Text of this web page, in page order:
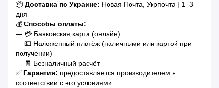
📦 Доставка по Украине: Новая Почта, Укрпочта | 1–3
дня
💰 Способы оплаты:
— 💳 Банковская карта (онлайн)
— 💵 Наложенный платёж (наличными или картой при
получении)
— 🧾 Безналичный расчёт
✅ Гарантия: предоставляется производителем в
соответствии с его условиями.